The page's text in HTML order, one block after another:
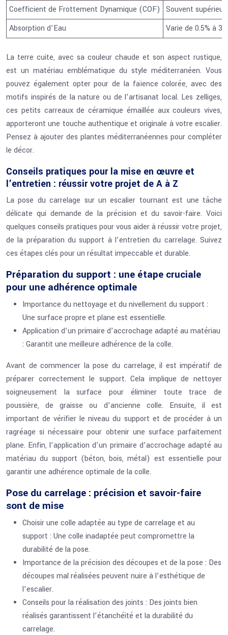
Coefficient de Frottement Dynamique (COF)
Souvent
Absorption d’Eau
Varie de 0.5% à
La terre cuite, avec sa couleur chaude et son aspect rustique,
est un matériau emblématique du style méditerranéen. Vous
pouvez également opter pour de la faïence colorée, avec des
motifs inspirés de la nature ou de l’artisanat local. Les zelliges,
ces petits carreaux de céramique émaillée aux couleurs vives,
apporteront une touche authentique et originale à votre escalier.
Pensez à ajouter des plantes méditerranéennes pour compléter
le décor.
Conseils pratiques pour la mise en œuvre et
l’entretien : réussir votre projet de A à Z
La pose du carrelage sur un escalier tournant est une tâche
délicate qui demande de la précision et du savoir-faire. Voici
quelques conseils pratiques pour vous aider à réussir votre projet,
de la préparation du support à l’entretien du carrelage. Suivez
ces étapes clés pour un résultat impeccable et durable.
Préparation du support : une étape cruciale
pour une adhérence optimale
Importance du nettoyage et du nivellement du support :
Une surface propre et plane est essentielle.
Application d’un primaire d’accrochage adapté au matériau
: Garantit une meilleure adhérence de la colle.
Avant de commencer la pose du carrelage, il est impératif de
préparer correctement le support. Cela implique de nettoyer
soigneusement la surface pour éliminer toute trace de
poussière, de graisse ou d’ancienne colle. Ensuite, il est
important de vérifier le niveau du support et de procéder à un
ragréage si nécessaire pour obtenir une surface parfaitement
plane. Enfin, l’application d’un primaire d’accrochage adapté au
matériau du support (béton, bois, métal) est essentielle pour
garantir une adhérence optimale de la colle.
Pose du carrelage : précision et savoir-faire
sont de mise
Choisir une colle adaptée au type de carrelage et au
support : Une colle inadaptée peut compromettre la
durabilité de la pose.
Importance de la précision des découpes et de la pose : Des
découpes mal réalisées peuvent nuire à l’esthétique de
l’escalier.
Conseils pour la réalisation des joints : Des joints bien
réalisés garantissent l’étanchéité et la durabilité du
carrelage.